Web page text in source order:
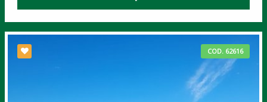
COD. 62616